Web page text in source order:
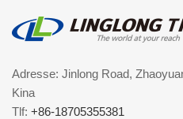
Adresse: Jinlong Road,
Kina
Tlf: +86-18705355381